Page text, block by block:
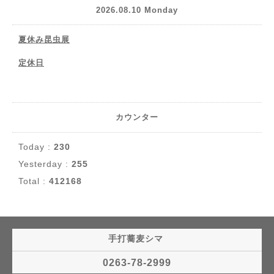
2026.08.10 Monday
夏休み昆虫展
定休日
カウンター
Today : 230
Yesterday : 255
Total : 412168
手打蕎麦シマ
0263-78-2999